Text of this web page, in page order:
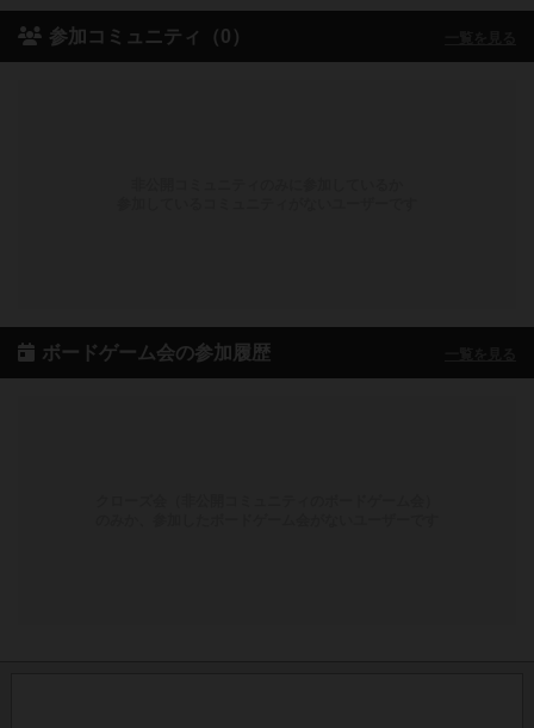
参加コミュニティ（0）
ボードゲーム会の参加履歴